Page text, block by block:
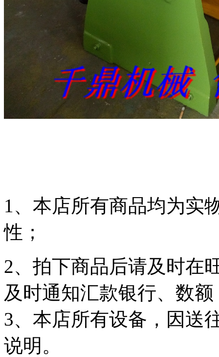
1、本店所有商品均为实
性；
2、拍下商品后请及时在
及时通知汇款银行、数
3、本店所有设备，因送
说明。